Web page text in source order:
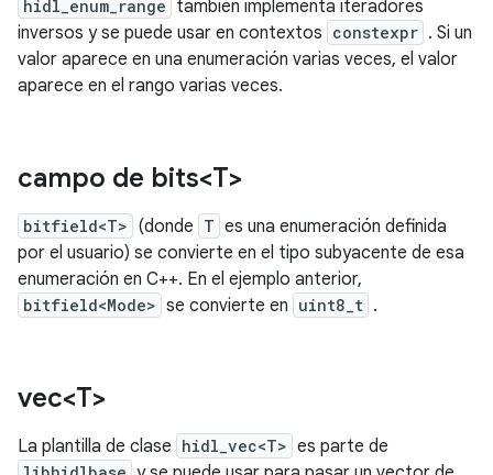
hidl_enum_range también implementa iteradores
inversos y se puede usar en contextos constexpr . Si un
valor aparece en una enumeración varias veces, el valor
aparece en el rango varias veces.
campo de bits<T>
bitfield<T> (donde T es una enumeración definida
por el usuario) se convierte en el tipo subyacente de esa
enumeración en C++. En el ejemplo anterior,
bitfield<Mode> se convierte en uint8_t .
vec<T>
La plantilla de clase hidl_vec<T> es parte de